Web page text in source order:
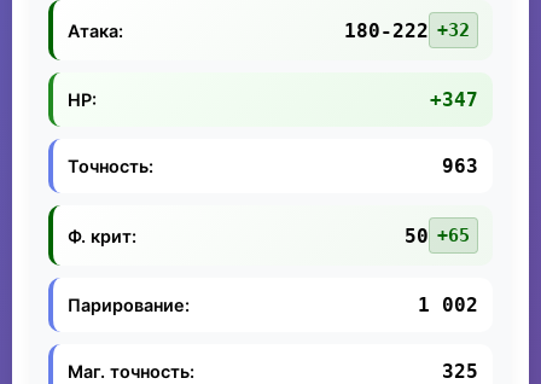
Атака: 180-222 +32
HP: +347
Точность: 963
Ф. крит: 50 +65
Парирование: 1 002
Маг. точность: 325